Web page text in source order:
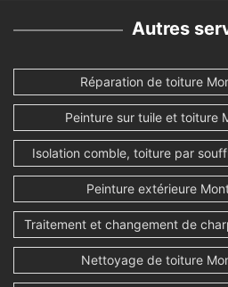
Autres
Réparation de toiture
Peinture sur tuile et toiture
Isolation comble, toiture par
Peinture extérieure
Traitement et changement de
Nettoyage de toiture